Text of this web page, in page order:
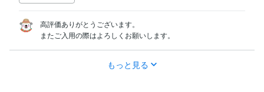
高評価ありがとうございます。
またご入用の際はよろしくお願いします。
もっと見る